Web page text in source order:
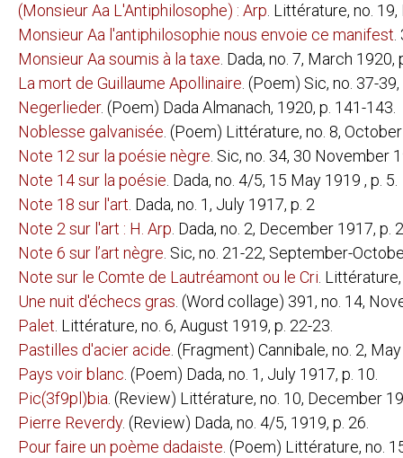
CLÉMENT PANSAERS:
L'APOLOGIE
BAR
LE PAN PAN
ZIEK; EENE
WALTER PETRY:
DIE
FRANCIS PICABIA:
L'ATHLÈTE
JÉSUS
PENSÉES
POÈMES ET
UNIQUE
GEORGES
RIBEMONT-DESSAIGNES:
LEDANTU LE
ALFRED SAUERMANN
DADA-
BRUNO SCHÖNLANK:
SONNIGES
KURT SCHWITTERS:
ANNA
ANNA
MEMOIREN
ARTHUR SEGAL:
VOM
WALTER SERNER:
DIE
ZUM
(Monsieur Aa L'Antiphilosophe) : Arp . Littérature, no.
Monsieur Aa l'antiphilosophie nous envoie ce manifest
Monsieur Aa soumis à la taxe . Dada, no. 7, March 1920,
La mort de Guillaume Apollinaire . (Poem) Sic, no. 37-
Negerlieder. (Poem) Dada Almanach, 1920, p. 141-143.
Noblesse galvanisée . (Poem) Littérature, no. 8,
Note 12 sur la poésie nègre . Sic, no. 34, 30 November
Note 14 sur la poésie . Dada, no. 4/5, 15 May 1919 , p. 5.
Note 18 sur l'art . Dada, no. 1, July 1917, p. 2
Note 2 sur l'art : H. Arp . Dada, no. 2, December 1917, p.
Note 6 sur l’art nègre . Sic, no. 21-22, September-
Note sur le Comte de Lautréamont ou le Cri .
Une nuit d'échecs gras . (Word collage) 391, no. 14,
Palet . Littérature, no. 6, August 1919, p. 22-23.
Pastilles d'acier acide . (Fragment) Cannibale, no. 2,
Pays voir blanc . (Poem) Dada, no. 1, July 1917, p. 10.
Pic(3f9pl)bia . (Review) Littérature, no. 10, December
Pierre Reverdy. (Review) Dada, no. 4/5, 1919, p. 26.
Pour faire un poème dadaiste . (Poem) Littérature, no.